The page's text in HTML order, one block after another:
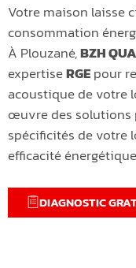
Votre maison laisse
consommation
À Plouzané,BZH
expertiseRGEpour
acoustique de votre
œuvre des solutions
spécificités de votre
efficacité
DIAGNOSTIC